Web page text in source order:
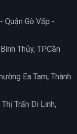
Quận Gò Vấp -
Thủy, TP.Cần
Ea Tam, Thành
Trấn Di Linh,